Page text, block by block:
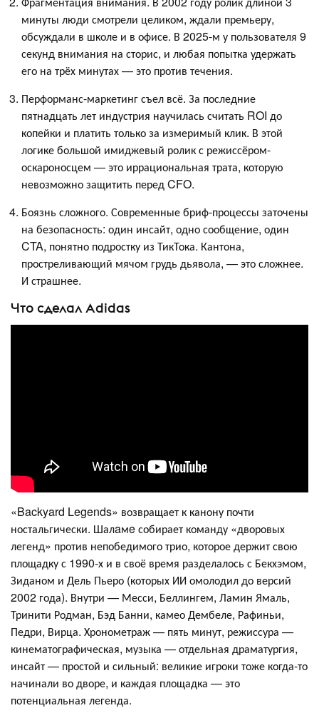
минуты люди смотрели целиком, ждали премьеру,
обсуждали в школе и в офисе. В 2025-м у пользователя 9
секунд внимания на сторис, и любая попытка удержать
его на трёх минутах — это против течения.
Перформанс-маркетинг съел всё. За последние
пятнадцать лет индустрия научилась считать ROI до
копейки и платить только за измеримый клик. В этой
логике большой имиджевый ролик с режиссёром-
оскароносцем — это иррациональная трата, которую
невозможно защитить перед CFO.
Боязнь сложного. Современные бриф-процессы заточены
на безопасность: один инсайт, одно сообщение, один
CTA, понятно подростку из ТикТока. Кантона,
простреливающий мячом грудь дьявола, — это сложнее.
И страшнее.
Что сделал Adidas
«Backyard Legends» возвращает к канону почти
ностальгически. Шалaмe собирает команду «дворовых
легенд» против непобедимого трио, которое держит свою
площадку с 1990-х и в своё время разделалось с Бекхэмом,
Зиданом и Дель Пьеро (которых ИИ омолодил до версий
2002 года). Внутри — Месси, Беллингем, Ламин Ямаль,
Тринити Родман, Бэд Банни, камео Дембеле, Рафиньи,
Педри, Вирца. Хронометраж — пять минут, режиссура —
кинематографическая, музыка — отдельная драматургия,
инсайт — простой и сильный: великие игроки тоже когда-то
начинали во дворе, и каждая площадка — это
потенциальная легенда.